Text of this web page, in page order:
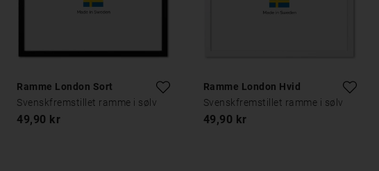
Ramme London Sort
Svenskfremstillet ramme i sølv
49,90 kr
Ramme London Hvid
Svenskfremstillet ramme i sølv
49,90 kr